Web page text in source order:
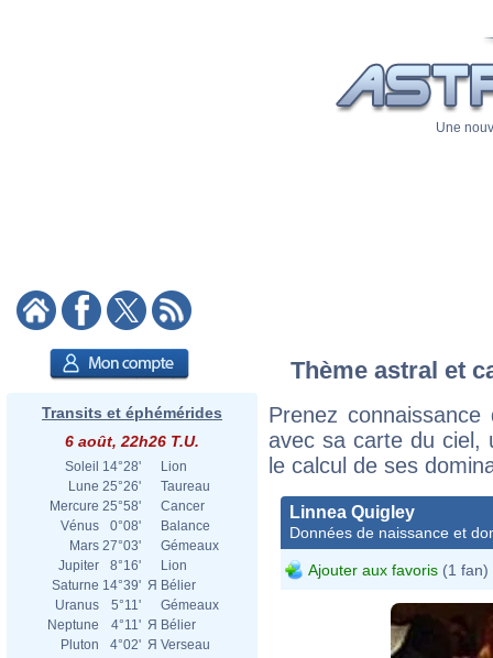
Une
Transits et éphémérides
6 août, 22h26 T.U.
Soleil 14°28'
Lion
Lune 25°26'
Taureau
Mercure 25°58'
Cancer
Vénus
0°08'
Balance
Mars 27°03'
Gémeaux
Jupiter
8°16'
Lion
Saturne 14°39' Я Bélier
Uranus
5°11'
Gémeaux
Neptune
4°11' Я Bélier
Pluton
4°02' Я Verseau
Thème astral et
Prenez
avec sa carte du ciel,
le calcul de ses
Linnea Quigley
Données de naissance et
Ajouter aux favoris (1 fan)